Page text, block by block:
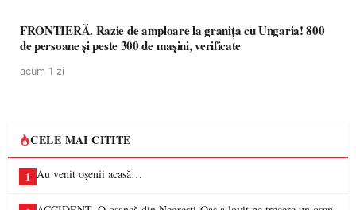
FRONTIERĂ. Razie de amploare la granița cu Ungaria! 800
de persoane și peste 300 de mașini, verificate
acum 1 zi
CELE MAI CITITE
1 Au venit oșenii acasă…